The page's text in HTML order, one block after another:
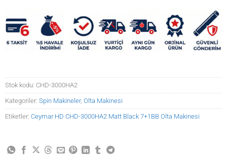
Stok kodu: CHD-3000HA2
Kategoriler: Spin Makineler, Olta Makinesi
Etiketler: Ceymar HD CHD-3000HA2 Matt Black 7+1BB Olta Makinesi